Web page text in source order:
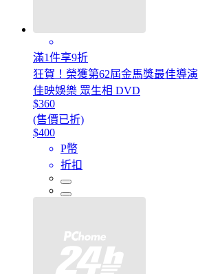
滿1件享9折
狂賀！榮獲第62屆金馬獎最佳導演
佳映娛樂 眾生相 DVD
$360
(售價已折)
$400
P幣
折扣